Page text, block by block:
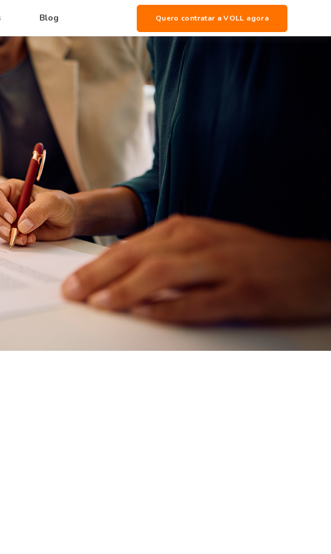
Blog Quero contratar a VOLL agora